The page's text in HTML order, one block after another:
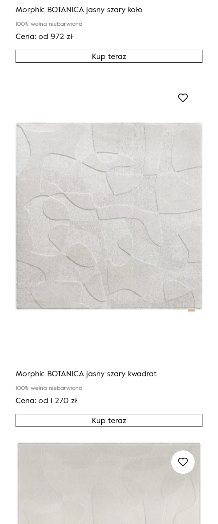
Morphic BOTANICA jasny szary koło
100% wełna niebarwiona
Cena: od 972 zł
Kup teraz
Morphic BOTANICA jasny szary kwadrat
100% wełna niebarwiona
Cena: od 1 270 zł
Kup teraz